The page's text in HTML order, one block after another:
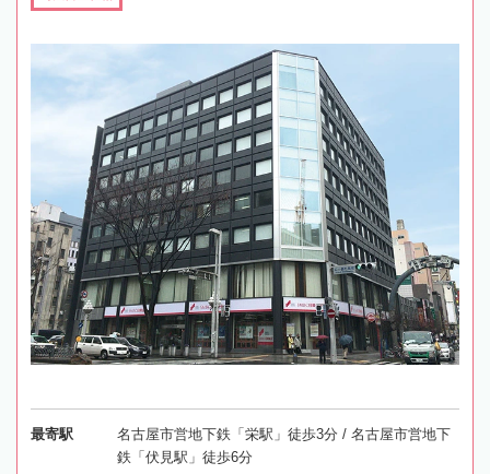
最寄駅
名古屋市営地下鉄「栄駅」徒歩3分 / 名古屋市営地下
鉄「伏見駅」徒歩6分